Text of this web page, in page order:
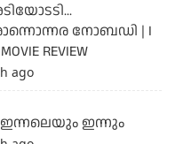
നോബഡി | I
REVIEW
ago
ഇന്നും